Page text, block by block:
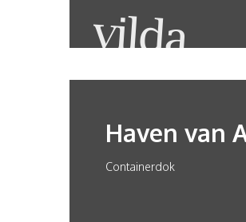
Haven van
Containerdok